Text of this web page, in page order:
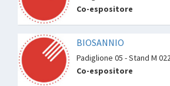
Co-espositore
BIOSANNIO
Padiglione 05 - Stand M 022
Co-espositore